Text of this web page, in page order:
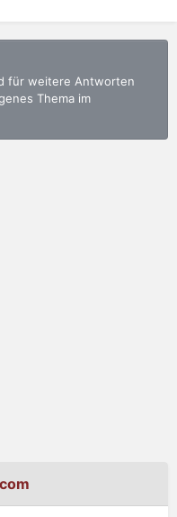
für weitere Antworten
Thema im